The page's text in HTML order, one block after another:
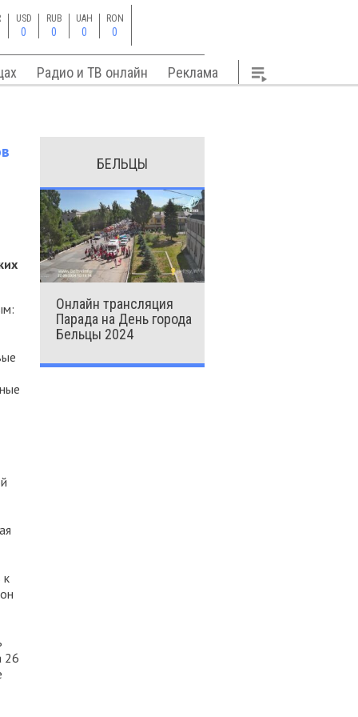
USD
0
RUB
0
UAH
0
RON
0
Радио и ТВ онлайн Реклама
к
26
БЕЛЬЦЫ
Онлайн трансляция
Парада на День города
Бельцы 2024